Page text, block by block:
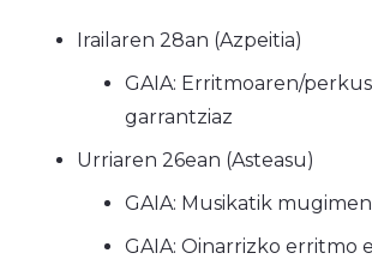
Irailaren 28an (Azpeitia)
GAIA: Erritmoaren/
garrantziaz
Urriaren 26ean (Asteasu)
GAIA: Musikatik
GAIA: Oinarrizko erritmo